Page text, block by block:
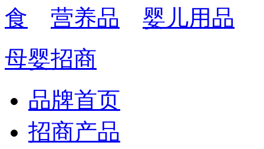
食
营养品
婴儿用品
母婴招商
品牌首页
招商产品